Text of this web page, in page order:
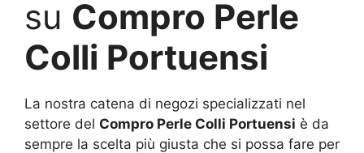
su Compro Perle
Colli Portuensi
La nostra catena di negozi specializzati nel
settore del Compro Perle Colli Portuensi è da
sempre la scelta più giusta che si possa fare per